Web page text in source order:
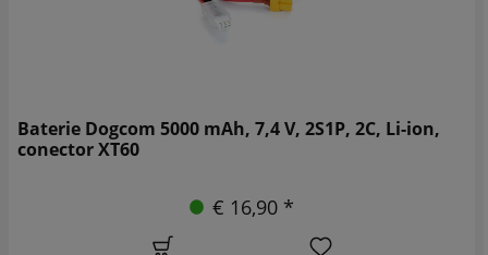
Baterie Dogcom 5000 mAh, 7,4 V, 2S1P, 2C, Li-ion,
conector XT60
€ 16,90 *